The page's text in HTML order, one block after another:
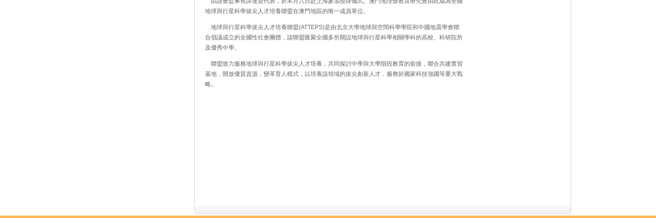
地球與行星科學拔尖人才培養聯盟在澳門地區的唯一成員單位。
地球與行星科學拔尖人才培養聯盟(ATTEPS)是由北京大學地球與空間科學學院和中國地震學會聯
合倡議成立的全國性社會團體，該聯盟匯聚全國多所開設地球與行星科學相關學科的高校、科研院所
及優秀中學。
聯盟致力服務地球與行星科學拔尖人才培養，共同探討中學與大學階段教育的銜接，聯合共建實習
基地，開放優質資源，變革育人模式，以培養該領域的拔尖創新人才，服務於國家科技強國等重大戰
略。